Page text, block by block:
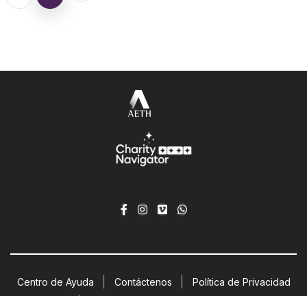
Centro de Ayuda Contáctenos Política de Privacidad